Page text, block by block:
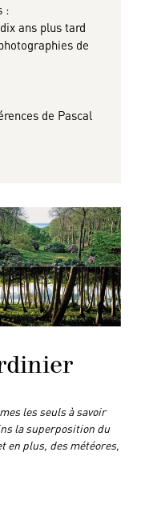
:
ans plus tard
de
de Pascal
les seuls à savoir
la superposition du
en plus, des météores,